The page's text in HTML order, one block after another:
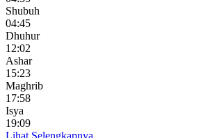
Shubuh
04:45
Dhuhur
12:02
Ashar
15:23
Maghrib
17:58
Isya
19:09
Lihat Selengkapnya